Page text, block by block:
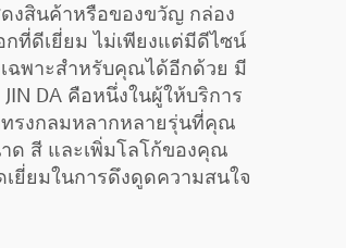
งสินค้าหรือของขวัญ กล่อง
ที่ดีเยี่ยม ไม่เพียงแต่มีดีไซน์
ฉพาะสำหรับคุณได้อีกด้วย มี
DA คือหนึ่งในผู้ให้บริการ
รงกลมหลากหลายรุ่นที่คุณ
ด สี และเพิ่มโลโก้ของคุณ
ยี่ยมในการดึงดูดความสนใจ